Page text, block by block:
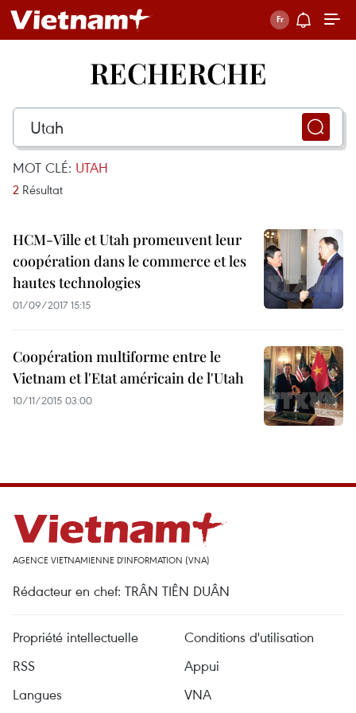
RECHERCHE
MOT CLÉ: UTAH
2 Résultat
HCM-Ville et Utah promeuvent leur
coopération dans le commerce et les
hautes technologies
01/09/2017 15:15
Coopération multiforme entre le
Vietnam et l'Etat américain de l'Utah
10/11/2015 03:00
AGENCE VIETNAMIENNE D'INFORMATION (VNA)
Rédacteur en chef: TRÂN TIÊN DUÂN
Propriété intellectuelle
Conditions d'utilisation
RSS
Appui
Langues
VNA